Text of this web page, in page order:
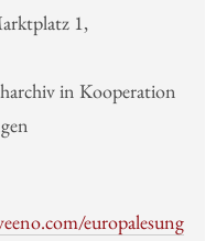
1,
in Kooperation
europalesung